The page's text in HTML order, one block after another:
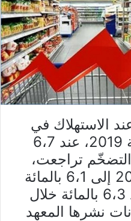
الاستهلاك في
تونس، خلال كامل سنة 2019، عند 6،7
التضخّم تراجعت،
خلال شهر ديسمبر 2019 إلى 6،1 بالمائة
بعد أن كانت في حدود 6،3 بالمائة خلال
وفق بيانات نشرها المعهد